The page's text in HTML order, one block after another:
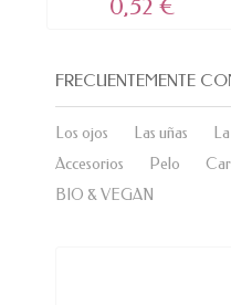
0,52 €
FRECUENTEMENTE
Los ojos Las uñas
Accesorios
Pelo
BIO & VEGAN